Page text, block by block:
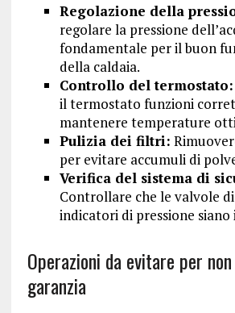
Regolazione della
regolare la pressione
fondamentale per il buon
della caldaia.
Controllo del termostato:
il termostato funzioni
mantenere temperature
Pulizia dei filtri:
per evitare accumuli di
Verifica del sistema di
Controllare che le valvole
indicatori di pressione siano
Operazioni da evitare per
garanzia